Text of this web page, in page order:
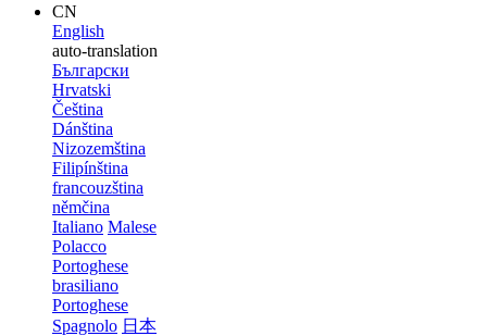
CN
English
auto-translation
Български
Hrvatski
Čeština
Dánština
Nizozemština
Filipínština
francouzština
němčina
Italiano Malese
Polacco
Portoghese
brasiliano
Portoghese
Spagnolo 日本